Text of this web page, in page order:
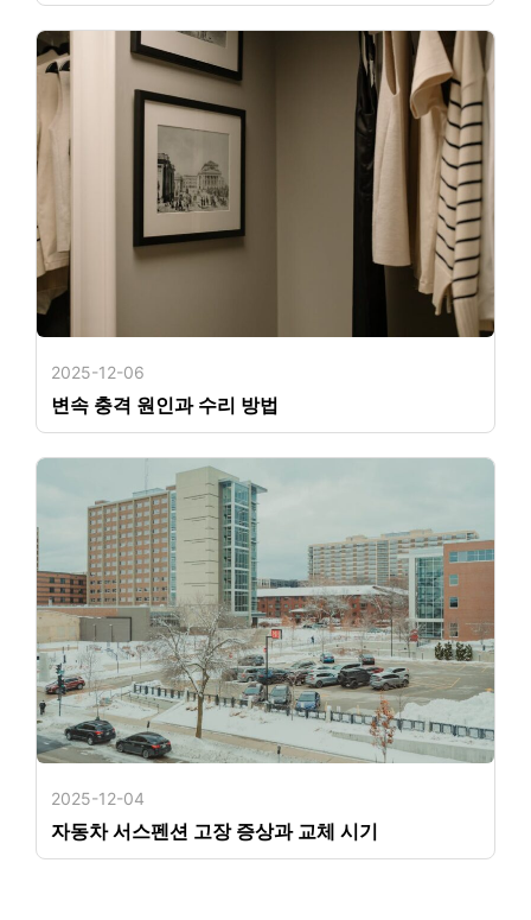
2025-12-06
변속 충격 원인과 수리 방법
2025-12-04
자동차 서스펜션 고장 증상과 교체 시기